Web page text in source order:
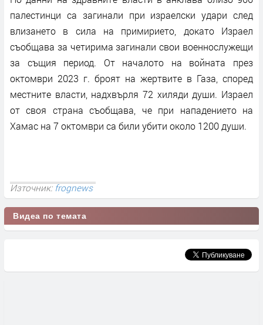
палестинци са загинали при израелски удари след
влизането в сила на примирието, докато Израел
съобщава за четирима загинали свои военнослужещи
за същия период. От началото на войната през
октомври 2023 г. броят на жертвите в Газа, според
местните власти, надхвърля 72 хиляди души. Израел
от своя страна съобщава, че при нападението на
Хамас на 7 октомври са били убити около 1200 души.
Източник:frognews
Видеа по темата